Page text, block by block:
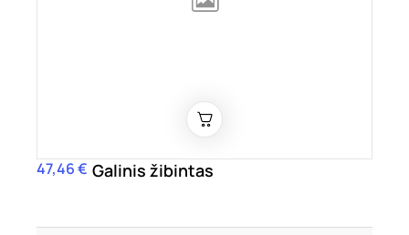
Kaina
47,46 € Galinis žibintas